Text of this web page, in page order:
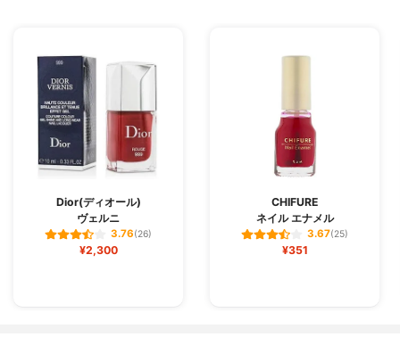
Dior(ディオール)
ヴェルニ
3.76(26)
¥2,300
CHIFURE
ネイル エナメル
3.67(25)
¥351